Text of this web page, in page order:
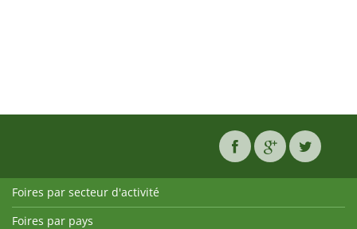
Foires par secteur d'activité
Foires par pays